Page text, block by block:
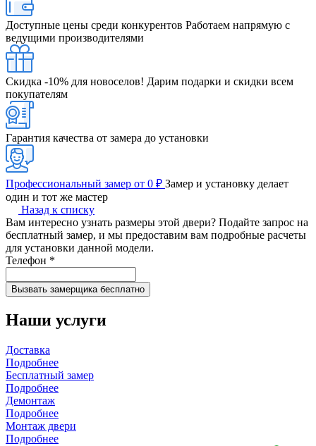
Доступные цены среди конкурентов Работаем напрямую с
ведущими производителями
Скидка -10% для новоселов! Дарим подарки и скидки всем
покупателям
Гарантия качества от замера до установки
Профессиональный замер от 0 ₽ Замер и установку делает
один и тот же мастер
Назад к списку
Вам интересно узнать размеры этой двери? Подайте запрос на
бесплатный замер, и мы предоставим вам подробные расчеты
для установки данной модели.
Телефон *
Наши услуги
Доставка
Подробнее
Бесплатный замер
Подробнее
Демонтаж
Подробнее
Монтаж двери
Подробнее